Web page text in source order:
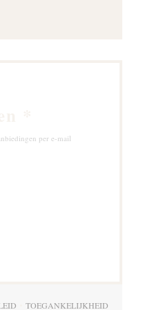
per e-mail
TOEGANKELIJKHEID